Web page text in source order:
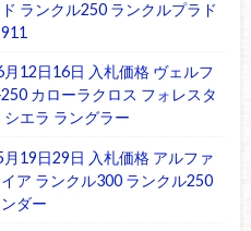
ランクル250 ランクルプラド
12日16日 入札価格 ヴェルフ
カローラクロス フォレスタ
エラ ラングラー
19日29日 入札価格 アルファ
ア ランクル300 ランクル250
ダー